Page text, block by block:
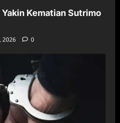
Kematian Sutrimo
2026 0